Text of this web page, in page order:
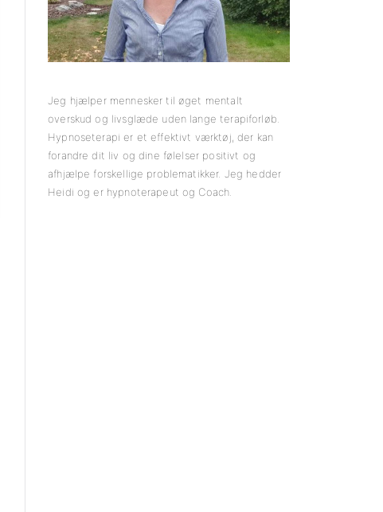
Jeg hjælper mennesker til øget mentalt
overskud og livsglæde uden lange terapiforløb.
Hypnoseterapi er et effektivt værktøj, der kan
forandre dit liv og dine følelser positivt og
afhjælpe forskellige problematikker. Jeg hedder
Heidi og er hypnoterapeut og Coach.